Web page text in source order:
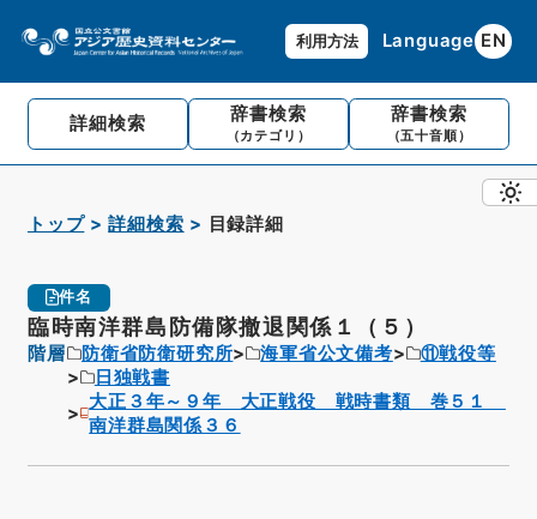
利用方法 Language EN
詳細検索 辞書検索
（カテゴリ）
辞書検索
（五十音順）
トップ 詳細検索 目録詳細
件名
臨時南洋群島防備隊撤退関係１（５）
階層 防衛省防衛研究所 海軍省公文備考
⑪戦役等
日独戦書
大正３年～９年 大正戦役 戦時書類 巻５１
南洋群島関係３６